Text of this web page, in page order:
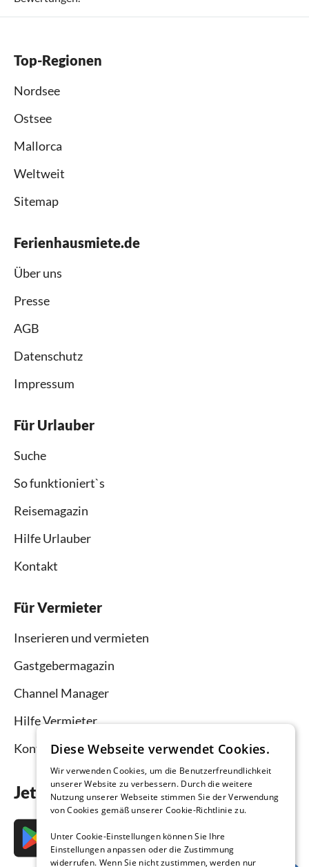
Top-Regionen
Nordsee
Ostsee
Mallorca
Weltweit
Sitemap
Ferienhausmiete.de
Über uns
Presse
AGB
Datenschutz
Impressum
Für Urlauber
Suche
So funktioniert`s
Reisemagazin
Hilfe Urlauber
Kontakt
Für Vermieter
Inserieren und vermieten
Gastgebermagazin
Channel Manager
Hilfe Vermieter
Kontakt
Jetzt die App downloaden
Diese Webseite verwendet Cookies.
Wir verwenden Cookies, um die Benutzerfreundlichkeit
unserer Website zu verbessern. Durch die weitere
Nutzung unserer Webseite stimmen Sie der Verwendung
von Cookies gemäß unserer Cookie-Richtlinie zu.
Unter Cookie-Einstellungen können Sie Ihre
Einstellungen anpassen oder die Zustimmung
widerrufen. Wenn Sie nicht zustimmen, werden nur